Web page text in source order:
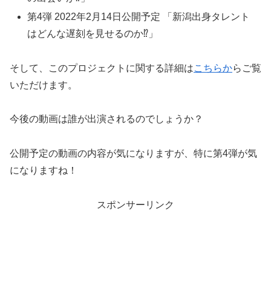
第4弾 2022年2月14日公開予定 「新潟出身タレント
はどんな遅刻を見せるのか⁉」
そして、このプロジェクトに関する詳細はこちらからご覧
いただけます。
今後の動画は誰が出演されるのでしょうか？
公開予定の動画の内容が気になりますが、特に第4弾が気
になりますね！
スポンサーリンク